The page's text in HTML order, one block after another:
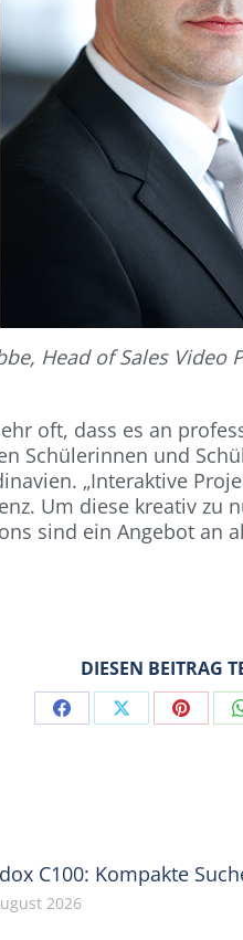
Head of Sales Video
oft, dass es an
Schülerinnen und
„Interaktive
Um diese kreativ
sind ein Angebot
DIESEN BEITRAG
Share Share Share
C100: Kompakte
2026